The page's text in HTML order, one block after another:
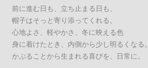
前に進む日も、立ち止まる日も、
帽子はそっと寄り添ってくれる。
心地よさ、軽やかさ、冬に映える色
身に着けたとき、内側から少し明るくなる。
かぶることから生まれる喜びを、日常に。